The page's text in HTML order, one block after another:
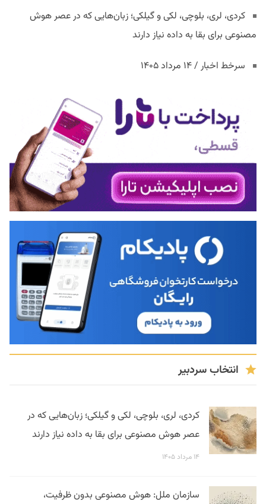
کردی، لری، بلوچی، لکی و گیلکی؛ زبان‌هایی که در عصر هوش
مصنوعی برای بقا به داده نیاز دارند
سرخط اخبار / ۱۴ مرداد ۱۴۰۵
انتخاب سردبیر
کردی، لری، بلوچی، لکی و گیلکی؛ زبان‌هایی که در
عصر هوش مصنوعی برای بقا به داده نیاز دارند
۱۴ مرداد ۱۴۰۵
سازمان ملل: هوش مصنوعی بدون ظرفیت،